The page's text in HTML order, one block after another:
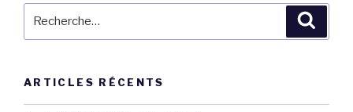
ARTICLES RÉCENTS